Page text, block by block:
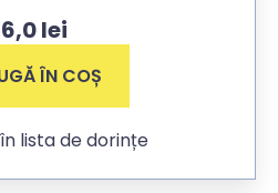
lei
ÎN COȘ
lista de dorințe